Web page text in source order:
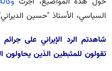
السياسي، الأستاذ "حسين
شاهدتم الرد الإيراني على
تقولون للمثبطين الذين يحاولون